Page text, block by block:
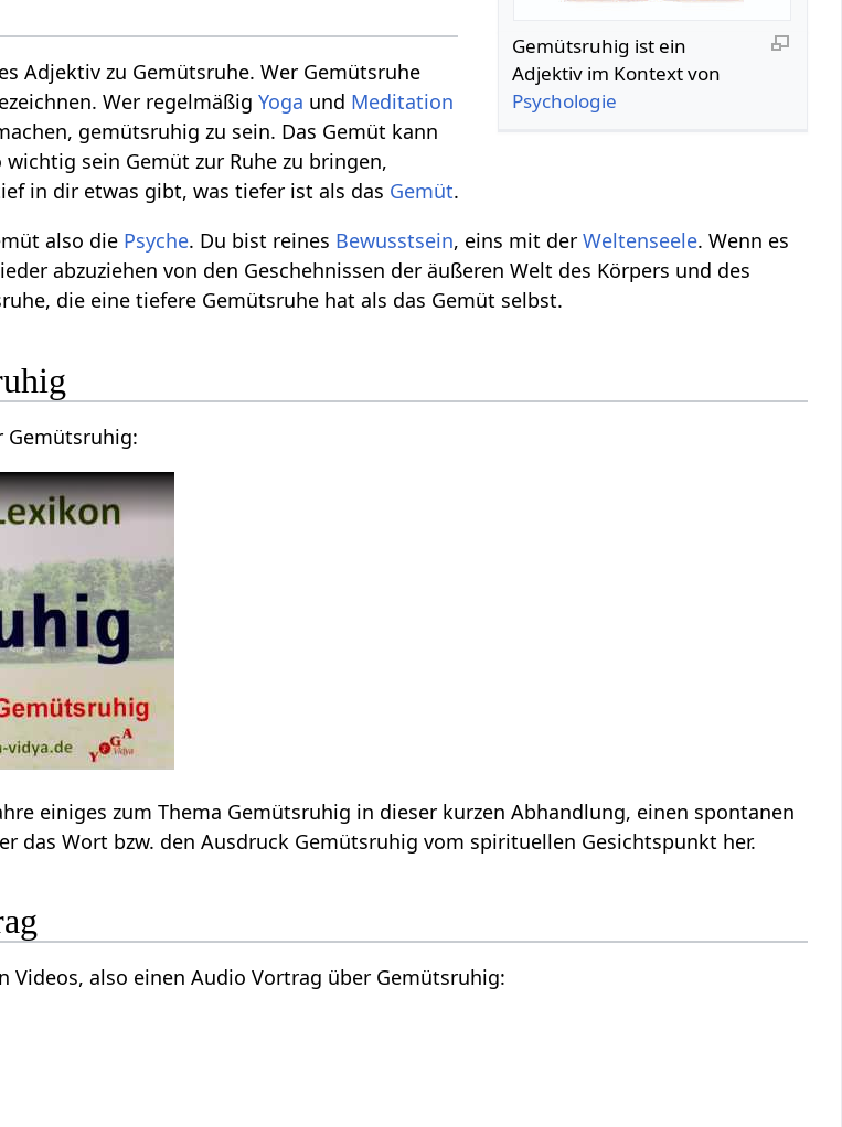
Gemütsruhig‏‎ ist ein
Adjektiv im Kontext von
Psychologie
Adjektiv zu Gemütsruhe. Wer Gemütsruhe
Wer regelmäßigYoga und Meditation
gemütsruhig zu sein. Das Gemüt kann
sein Gemüt zur Ruhe zu bringen,
in dir etwas gibt, was tiefer ist als das Gemüt.
also die Psyche. Du bist reines Bewusstsein, eins mit derWeltenseele. Wenn es
abzuziehen von den Geschehnissen der äußeren Welt des Körpers und des
die eine tiefere Gemütsruhe hat als das Gemüt selbst.
Hier findest du ein Vortragsvideo über Gemütsruhig‏‎:
interpretiert hier das Wort bzw. den Ausdruck Gemütsruhig‏‎ vom spirituellen Gesichtspunkt her.
Hier findest du die Tonspur des oberen Videos, also einen Audio Vortrag über Gemütsruhig‏‎: